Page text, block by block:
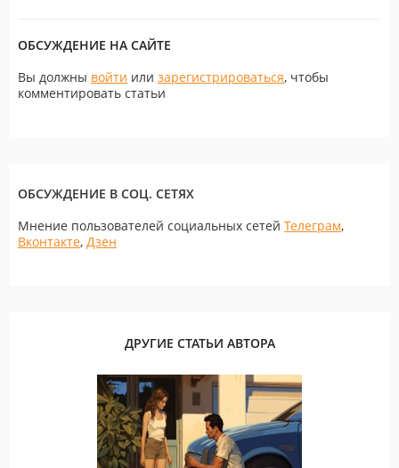
ОБСУЖДЕНИЕ НА САЙТЕ
Вы должны войти или зарегистрироваться, чтобы
комментировать статьи
ОБСУЖДЕНИЕ В СОЦ. СЕТЯХ
Мнение пользователей социальных сетей Телеграм,
Вконтакте, Дзен
ДРУГИЕ СТАТЬИ АВТОРА